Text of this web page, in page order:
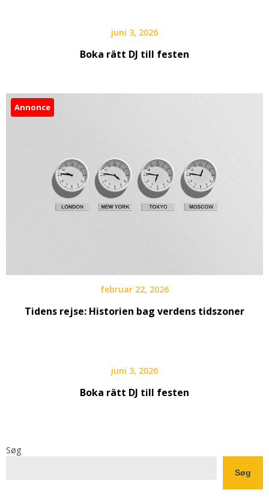
juni 3, 2026
Boka rätt DJ till festen
Annonce
februar 22, 2026
Tidens rejse: Historien bag verdens tidszoner
juni 3, 2026
Boka rätt DJ till festen
Søg
Søg